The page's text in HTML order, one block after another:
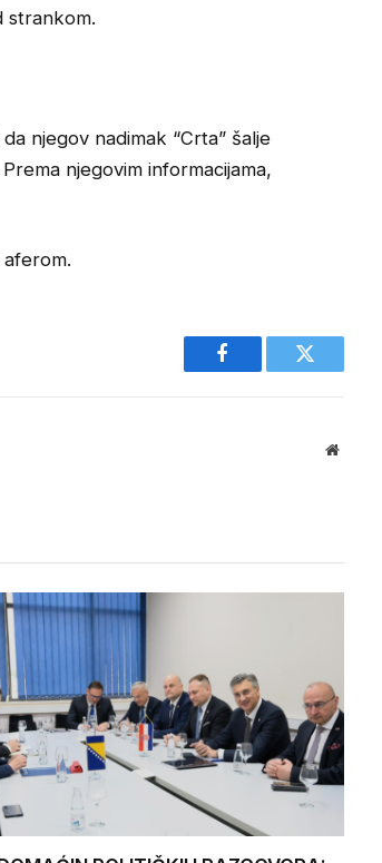
strankom.
njegov nadimak “Crta” šalje
njegovim informacijama,
Facebook Twitter
Website